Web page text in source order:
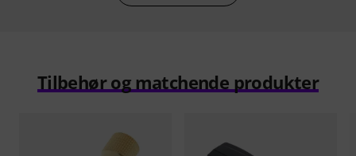
Tilbehør og matchende produkter